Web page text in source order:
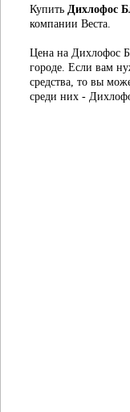
Купить Дихлофос
компании Веста.
Цена на Дихлофос
городе. Если вам
средства, то вы
среди них -